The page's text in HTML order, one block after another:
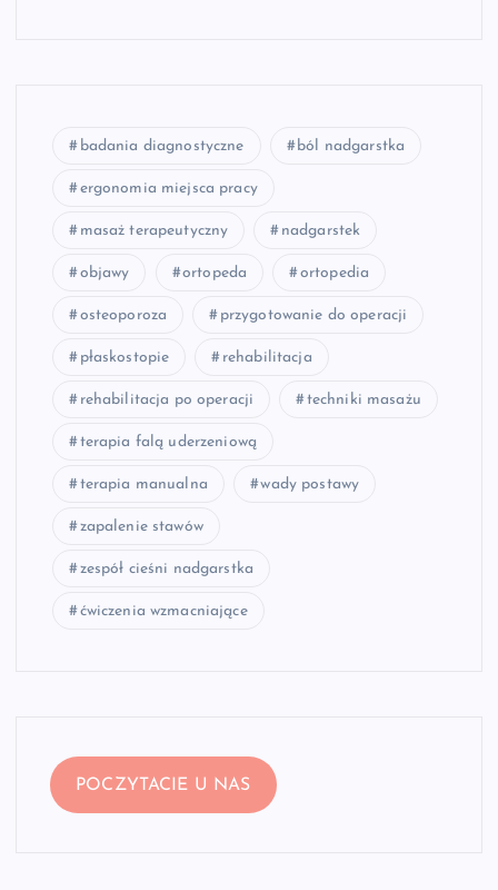
badania diagnostyczne ból nadgarstka
ergonomia miejsca pracy
masaż terapeutyczny nadgarstek
objawy ortopeda ortopedia
osteoporoza przygotowanie do operacji
płaskostopie rehabilitacja
rehabilitacja po operacji techniki masażu
terapia falą uderzeniową
terapia manualna wady postawy
zapalenie stawów
zespół cieśni nadgarstka
ćwiczenia wzmacniające
POCZYTACIE U NAS